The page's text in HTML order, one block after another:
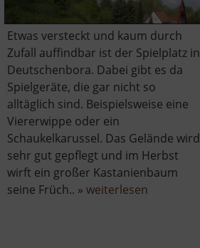
Etwas versteckt und kaum durch
Zufall auffindbar ist der Spielplatz in
Deutschenbora. Dabei gibt es da
Spielgeräte, die gar nicht so
alltäglich sind. Beispielsweise eine
Viererwippe oder ein
Schaukelkarussel. Das Gelände wird
sehr gut gepflegt und im Herbst
wirft ein großer Kastanienbaum
seine Früch.. »weiterlesen